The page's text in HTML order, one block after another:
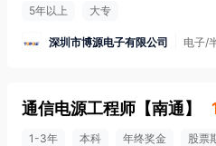
5年以上 大专
深圳市博源电子有限公司 电子/
通信电源工程师 【南通】
1-3年 本科 年终奖金 股票